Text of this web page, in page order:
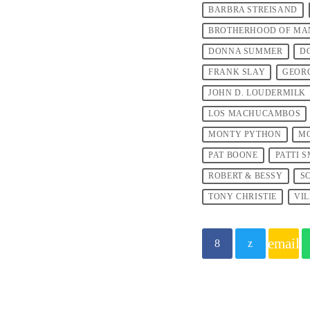
BARBRA STREISAND
BROTHERHOOD OF
DONNA SUMMER
FRANK SLAY
JOHN D. LOUDERMILK
LOS MACHUCAMBOS
MONTY PYTHON
PAT BOONE PATTI
ROBERT & BESSY
TONY CHRISTIE
email